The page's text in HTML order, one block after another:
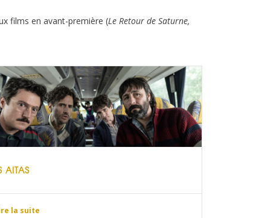
films en avant-première (Le Retour de Saturne,
AITAS
la suite